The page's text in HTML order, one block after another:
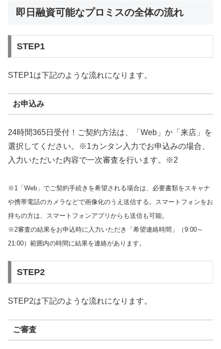
即日融資可能なプロミスの全体の流れ
STEP1
STEP1は下記のような流れになります。
お申込み
24時間365日受付！ご契約方法は、「Web」か「来店」を
選択してください。※1カンタン入力でお申込みの場合、
入力いただいた内容で一次審査を行います。※2
※1「Web」でご契約手続きを希望される場合は、必要書類をスキャナ
や携帯電話のカメラなどで画像化のうえ送信する。スマートフォンをお
持ちの方は、スマートフォンアプリからも送信も可能。
※2審査の結果をお申込時に入力いただき「希望連絡時間」（9:00～
21:00）範囲内の時間に結果を連絡があります。
STEP2
STEP2は下記のような流れになります。
ご審査